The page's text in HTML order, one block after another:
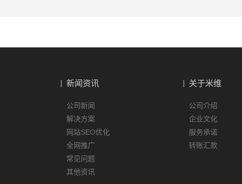
新闻资讯
公司新闻
解决方案
网站SEO优化
全网推广
常见问题
其他资讯
关于米维
公司介绍
企业文化
服务承诺
转账汇款